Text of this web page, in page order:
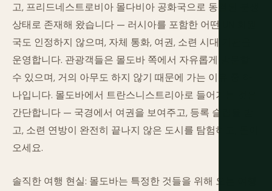
고, 프리드네스트로비아 몰다비아 공화국으로 동결된 분쟁
상태로 존재해 왔습니다 — 러시아를 포함한 어떤 UN 회원
국도 인정하지 않으며, 자체 통화, 여권, 소련 시대 기관을
운영합니다. 관광객들은 몰도바 쪽에서 자유롭게 방문할
수 있으며, 거의 아무도 하지 않기 때문에 가는 이유 중 하
나입니다. 몰도바에서 트란스니스트리아로 들어가는 것은
간단합니다 — 국경에서 여권을 보여주고, 등록 슬립을 받
고, 소련 연방이 완전히 끝나지 않은 도시를 탐험하고, 돌아
오세요.
솔직한 여행 현실: 몰도바는 특정한 것들을 위해 오는 여행